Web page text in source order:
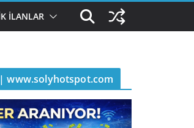
İLANLAR
www.solyhotspot.com